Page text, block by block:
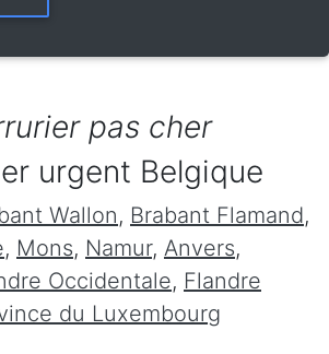
pas cher
urgent Belgique
Wallon, Brabant Flamand,
, Mons, Namur, Anvers,
Occidentale, Flandre
du Luxembourg